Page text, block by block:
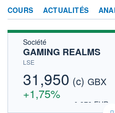
COURS ACTUALITÉS
Société
GAMING REALMS
LSE
31,950 (c) GBX
+1,75%
0,373 EUR